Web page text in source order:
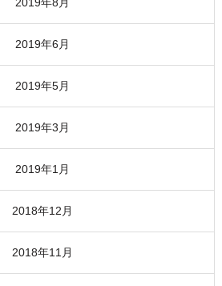
2019年6月
2019年5月
2019年3月
2019年1月
2018年12月
2018年11月